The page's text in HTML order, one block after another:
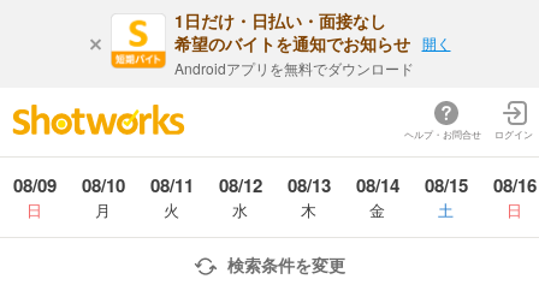
1日だけ・日払い・面接なし
希望のバイトを通知でお知らせ
Androidアプリを無料でダウンロード
開く
ヘルプ・お問合せ ログイン
08/09
日
08/10
月
08/11
火
08/12
水
08/13
木
08/14
金
08/15
土
08/16
日
検索条件を変更